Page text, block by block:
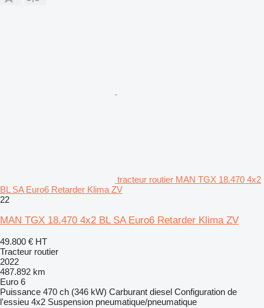
tracteur routier MAN TGX 18.470 4x2
BL SA Euro6 Retarder Klima ZV
22
MAN TGX 18.470 4x2 BL SA Euro6 Retarder Klima ZV
49.800 € HT
Tracteur routier
2022
487.892 km
Euro 6
Puissance 470 ch (346 kW) Carburant diesel Configuration de
l'essieu 4x2 Suspension pneumatique/pneumatique